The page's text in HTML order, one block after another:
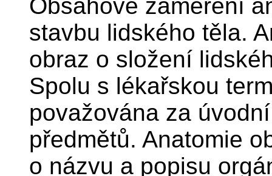
Obsahové zaměření
stavbu lidského těla.
obraz o složení
Spolu s lékařskou
považována za
předmětů. Anatomie
o názvu a popisu